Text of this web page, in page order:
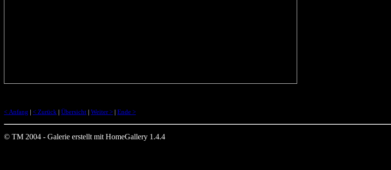
< Anfang | < Zurück | Übersicht | Weiter > | Ende >
© TM 2004 - Galerie erstellt mit HomeGallery 1.4.4